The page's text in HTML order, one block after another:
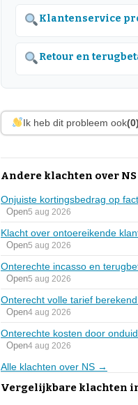
Klantenservice
Retour en
Ik heb dit probleem ook(0)
Andere klachten over NS
Onjuiste kortingsbedrag op
Open5 aug 2026
Klacht over ontoereikende
Open5 aug 2026
Onterechte incasso en
Open5 aug 2026
Onterecht volle tarief
Open4 aug 2026
Onterechte kosten door
Open4 aug 2026
Alle klachten over NS →
Vergelijkbare klachten